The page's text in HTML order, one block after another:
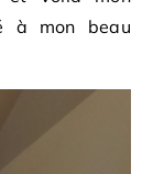
à mon beau